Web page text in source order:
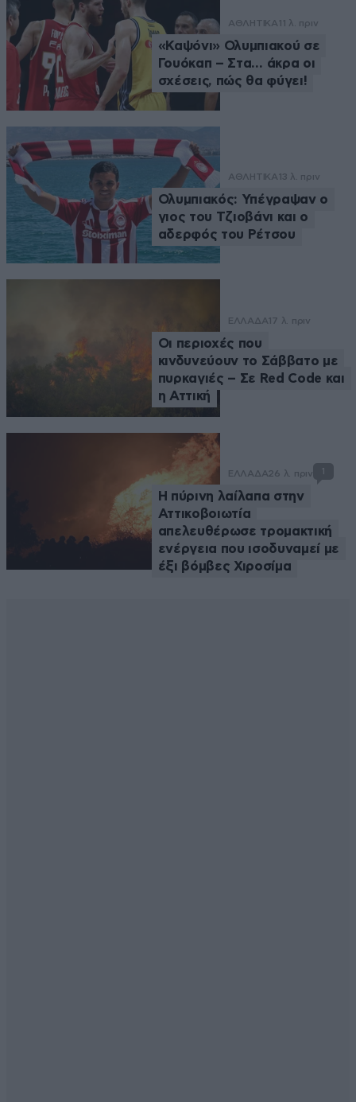
ΑΘΛΗΤΙΚΑ 11 λ. πριν
«Καψόνι» Ολυμπιακού σε
Γουόκαπ – Στα… άκρα οι
σχέσεις, πώς θα φύγει!
ΑΘΛΗΤΙΚΑ 13 λ. πριν
Ολυμπιακός: Υπέγραψαν ο
γιος του Τζιοβάνι και ο
αδερφός του Ρέτσου
ΕΛΛΑΔΑ 17 λ. πριν
Οι περιοχές που
κινδυνεύουν το Σάββατο με
πυρκαγιές – Σε Red Code και
η Αττική
ΕΛΛΑΔΑ26 λ. πριν 1
Η πύρινη λαίλαπα στην
Αττικοβοιωτία
απελευθέρωσε τρομακτική
ενέργεια που ισοδυναμεί με
έξι βόμβες Χιροσίμα